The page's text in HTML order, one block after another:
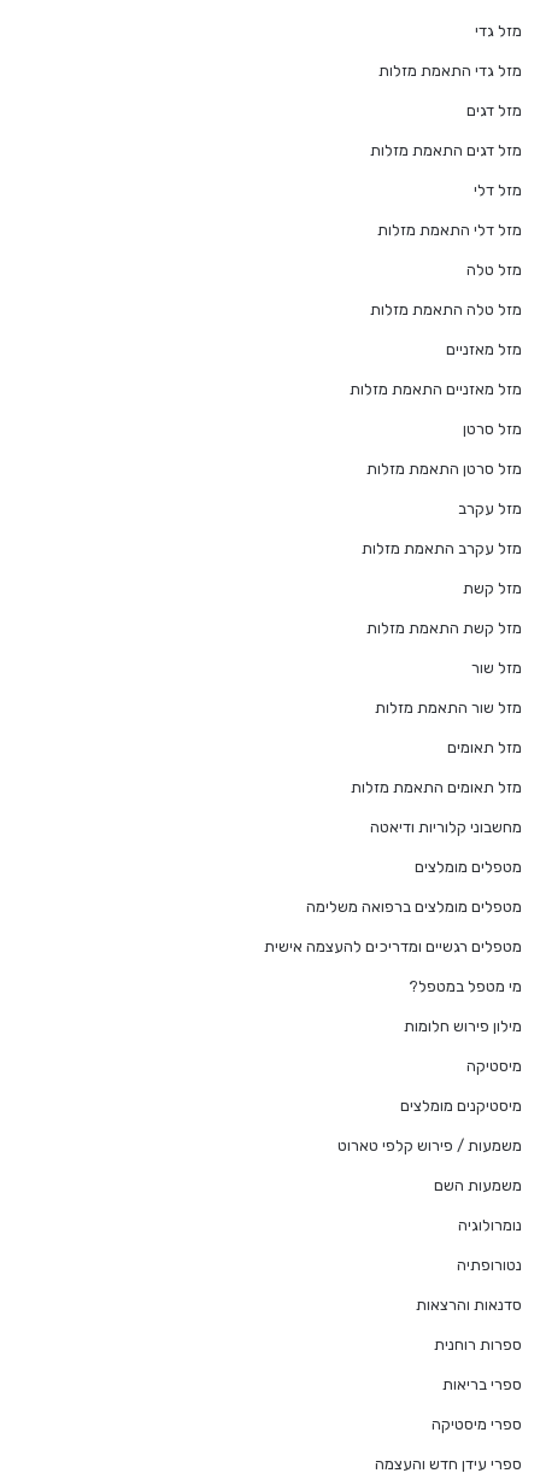
מזל גדי
מזל גדי התאמת מזלות
מזל דגים
מזל דגים התאמת מזלות
מזל דלי
מזל דלי התאמת מזלות
מזל טלה
מזל טלה התאמת מזלות
מזל מאזניים
מזל מאזניים התאמת מזלות
מזל סרטן
מזל סרטן התאמת מזלות
מזל עקרב
מזל עקרב התאמת מזלות
מזל קשת
מזל קשת התאמת מזלות
מזל שור
מזל שור התאמת מזלות
מזל תאומים
מזל תאומים התאמת מזלות
מחשבוני קלוריות ודיאטה
מטפלים מומלצים
מטפלים מומלצים ברפואה משלימה
מטפלים רגשיים ומדריכים להעצמה אישית
מי מטפל במטפל?
מילון פירוש חלומות
מיסטיקה
מיסטיקנים מומלצים
משמעות / פירוש קלפי טארוט
משמעות השם
נומרולוגיה
נטורופתיה
סדנאות והרצאות
ספרות רוחנית
ספרי בריאות
ספרי מיסטיקה
ספרי עידן חדש והעצמה